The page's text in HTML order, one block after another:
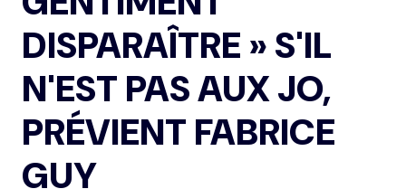
DISPARAÎTRE » S'IL
N'EST PAS AUX JO,
PRÉVIENT FABRICE
GUY